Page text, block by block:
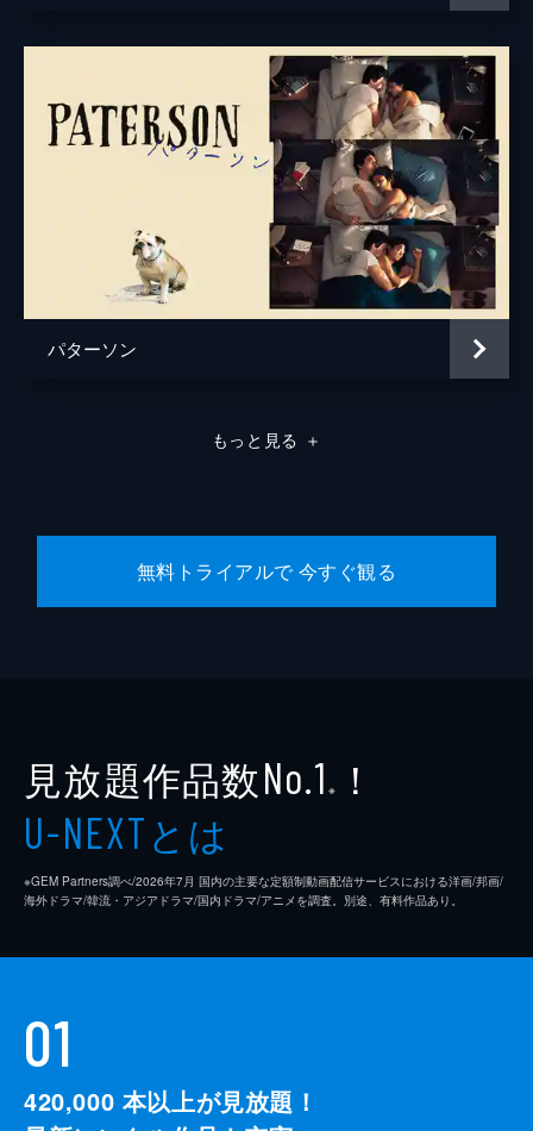
パターソン
もっと見る ＋
無料トライアルで 今すぐ観る
見放題作品数No.1 ※ ！
U-NEXTとは
※GEM Partners調べ/2026年7⽉ 国内の主要な定額制動画配信サービスにおける洋画/邦画/
海外ドラマ/韓流・アジアドラマ/国内ドラマ/アニメを調査。別途、有料作品あり。
01
420,000 本以上が見放題！